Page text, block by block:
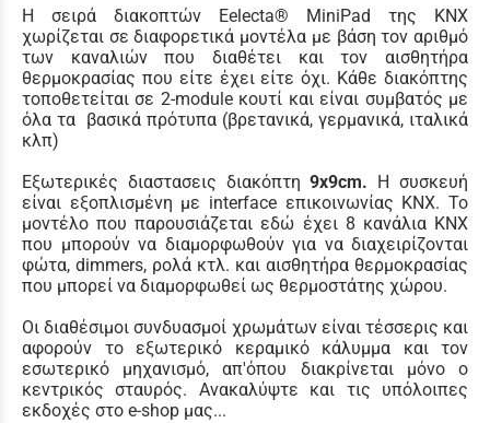
Η σειρά διακοπτών Eelecta® MiniPad της KNX
χωρίζεται σε διαφορετικά μοντέλα με βάση τον αριθμό
των καναλιών που διαθέτει και τον αισθητήρα
θερμοκρασίας που είτε έχει είτε όχι. Κάθε διακόπτης
τοποθετείται σε 2-module κουτί και είναι συμβατός με
όλα τα βασικά πρότυπα (βρετανικά, γερμανικά, ιταλικά
κλπ)
Εξωτερικές διαστασεις διακόπτη9x9cm. Η συσκευή
είναι εξοπλισμένη με interface επικοινωνίας KNX. Το
μοντέλο που παρουσιάζεται εδώ έχει 8 κανάλια KNX
που μπορούν να διαμορφωθούν για να διαχειρίζονται
φώτα, dimmers, ρολά κτλ. και αισθητήρα θερμοκρασίας
που μπορεί να διαμορφωθεί ως θερμοστάτης χώρου.
Οι διαθέσιμοι συνδυασμοί χρωμάτων είναι τέσσερις και
αφορούν το εξωτερικό κεραμικό κάλυμμα και τον
εσωτερικό μηχανισμό, απ'όπου διακρίνεται μόνο ο
κεντρικός σταυρός. Ανακαλύψτε και τις υπόλοιπες
εκδοχές στο e-shop μας...